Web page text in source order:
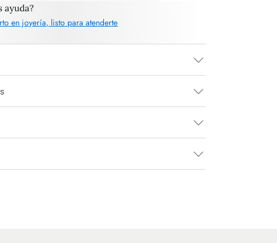
ayuda?
en joyería, listo para atenderte